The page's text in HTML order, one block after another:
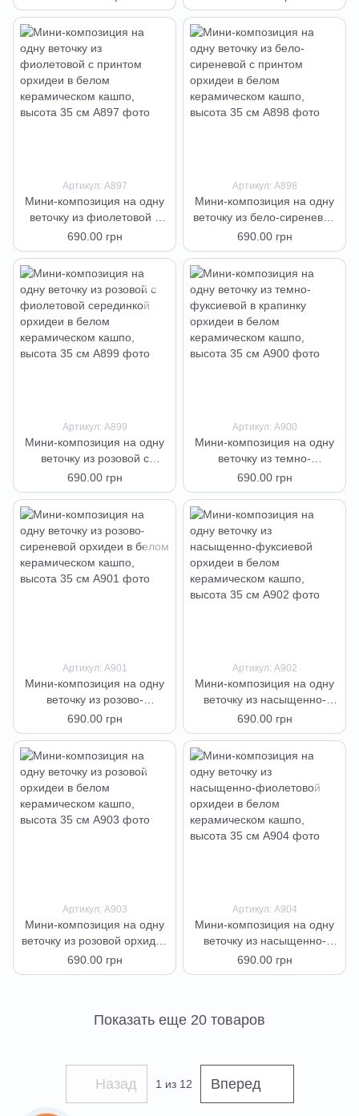
Артикул: А897
Мини-композиция на одну
веточку из фиолетовой с
принтом орхидеи в белом
керамическом кашпо,
690.00 грн
Артикул: А898
Мини-композиция на одну
веточку из бело-сиреневой
с принтом орхидеи в белом
керамическом кашпо,
690.00 грн
Артикул: А899
Мини-композиция на одну
веточку из розовой с
фиолетовой серединкой
орхидеи в белом
высота 35 см
690.00 грн
Артикул: А900
Мини-композиция на одну
веточку из темно-
фуксиевой в крапинку
орхидеи в белом
высота 35 см
690.00 грн
Артикул: А901
Мини-композиция на одну
веточку из розово-
сиреневой орхидеи в белом
керамическом кашпо,
690.00 грн
Артикул: А902
Мини-композиция на одну
веточку из насыщенно-
фуксиевой орхидеи в
белом керамическом
690.00 грн
Артикул: А903
Мини-композиция на одну
веточку из розовой орхидеи
в белом керамическом
кашпо, высота 35 см
690.00 грн
Артикул: А904
Мини-композиция на одну
веточку из насыщенно-
фиолетовой орхидеи в
белом керамическом
690.00 грн
Показать еще 20 товаров
Назад 1 из 12 Вперед